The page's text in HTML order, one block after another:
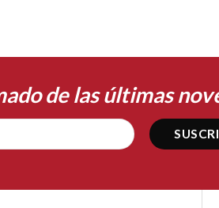
de las últimas